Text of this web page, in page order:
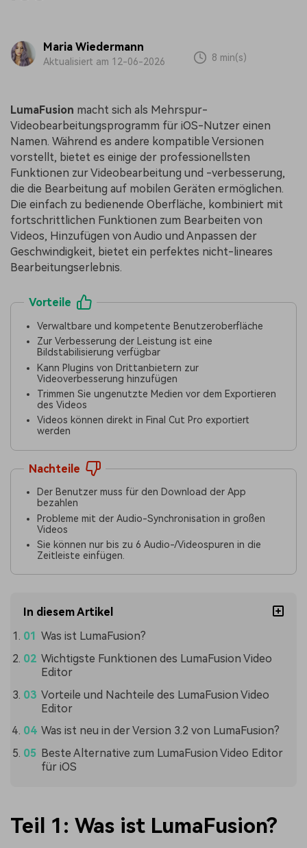
Maria Wiedermann
Aktualisiert am 12-06-2026 8 min(s)
LumaFusion macht sich als Mehrspur-
Videobearbeitungsprogramm für iOS-Nutzer einen
Namen. Während es andere kompatible Versionen
vorstellt, bietet es einige der professionellsten
Funktionen zur Videobearbeitung und -verbesserung,
die die Bearbeitung auf mobilen Geräten ermöglichen.
Die einfach zu bedienende Oberfläche, kombiniert mit
fortschrittlichen Funktionen zum Bearbeiten von
Videos, Hinzufügen von Audio und Anpassen der
Geschwindigkeit, bietet ein perfektes nicht-lineares
Bearbeitungserlebnis.
Vorteile
Verwaltbare und kompetente Benutzeroberfläche
Zur Verbesserung der Leistung ist eine
Bildstabilisierung verfügbar
Kann Plugins von Drittanbietern zur
Videoverbesserung hinzufügen
Trimmen Sie ungenutzte Medien vor dem Exportieren
des Videos
Videos können direkt in Final Cut Pro exportiert
werden
Nachteile
Der Benutzer muss für den Download der App
bezahlen
Probleme mit der Audio-Synchronisation in großen
Videos
Sie können nur bis zu 6 Audio-/Videospuren in die
Zeitleiste einfügen.
In diesem Artikel
Was ist LumaFusion?
Wichtigste Funktionen des LumaFusion Video
Editor
Vorteile und Nachteile des LumaFusion Video
Editor
Was ist neu in der Version 3.2 von LumaFusion?
Beste Alternative zum LumaFusion Video Editor
für iOS
Teil 1: Was ist LumaFusion?